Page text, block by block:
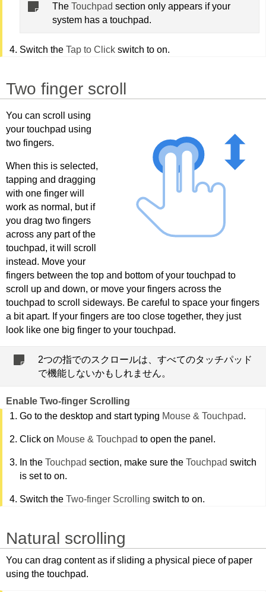
TheTouchpad section only appears if your
system has a touchpad.
Switch theTap to Click switch to on.
Two finger scroll
You can scroll using
your touchpad using
two fingers.
When this is selected,
tapping and dragging
with one finger will
work as normal, but if
you drag two fingers
across any part of the
touchpad, it will scroll
instead. Move your
fingers between the top and bottom of your touchpad to
scroll up and down, or move your fingers across the
touchpad to scroll sideways. Be careful to space your fingers
a bit apart. If your fingers are too close together, they just
look like one big finger to your touchpad.
2つの指でのスクロールは、すべてのタッチパッド
で機能しないかもしれません。
Enable Two-finger Scrolling
Go to the desktop and start typing Mouse & Touchpad.
Click on Mouse & Touchpad to open the panel.
In theTouchpad section, make sure theTouchpad switch
is set to on.
Switch theTwo-finger Scrolling switch to on.
Natural scrolling
You can drag content as if sliding a physical piece of paper
using the touchpad.